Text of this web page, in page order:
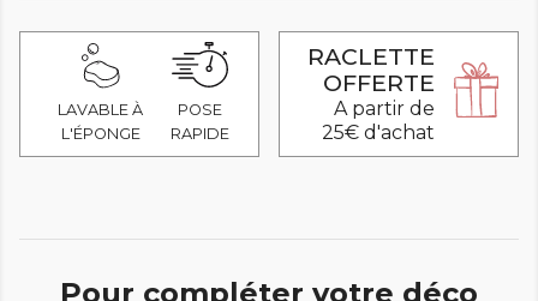
LAVABLE À
L'ÉPONGE
POSE
RAPIDE
RACLETTE
OFFERTE
A partir de
25€ d'achat
Pour compléter votre déco